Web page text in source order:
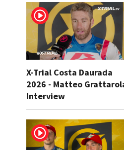
X-Trial Costa Daurada
2026 - Matteo
Interview